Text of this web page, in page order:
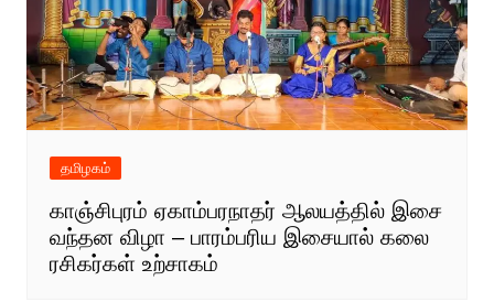
தமிழகம்
காஞ்சிபுரம் ஏகாம்பரநாதர் ஆலயத்தில் இசை
வந்தன விழா – பாரம்பரிய இசையால் கலை
ரசிகர்கள் உற்சாகம்